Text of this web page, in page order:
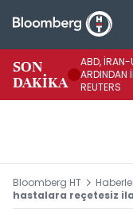
SON
DAKİKA
ABD, İRAN-
ARDINDAN
REUTERS
Bloomberg HT
hastalara reçetesiz